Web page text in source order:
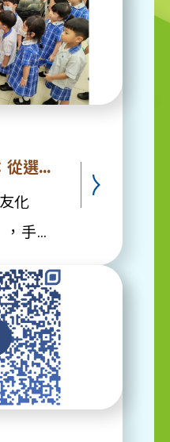
傳遞祝
帶著
聖母的
我們不
視孩
長。
讓這
個家
K1超市購物記：從選購到美味Cupcake
化
手持
啦！ 這
是逛逛
實的數
。 設
，老師